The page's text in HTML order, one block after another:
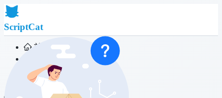
ScriptCat
首页
脚本列表
浏览器扩展